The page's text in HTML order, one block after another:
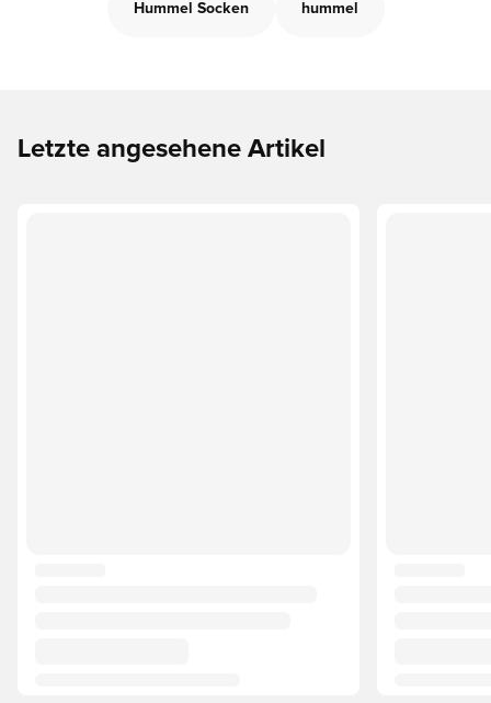
Hummel Socken hummel
Letzte angesehene Artikel